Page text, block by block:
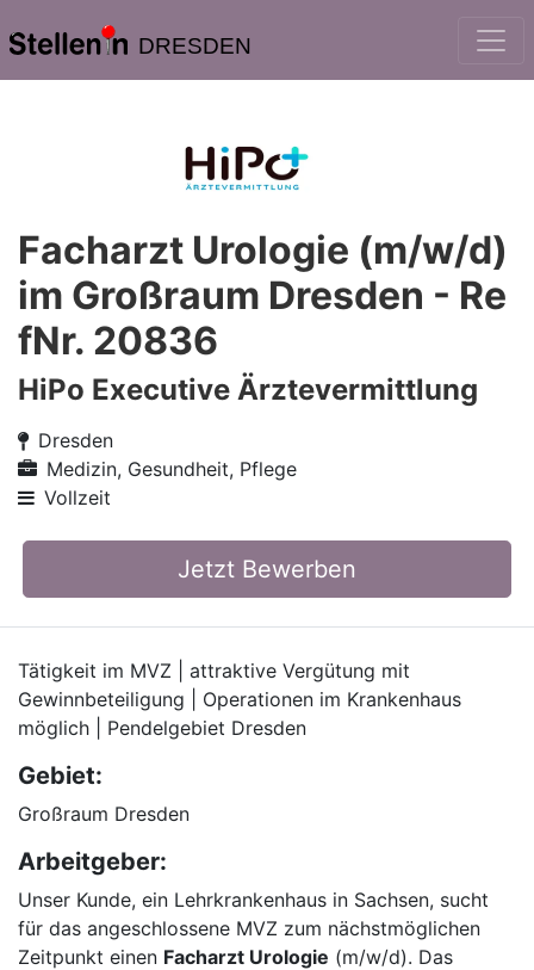
DRESDEN
Facharzt Urologie (m/w/d)
im Großraum Dresden - Re
fNr. 20836
HiPo Executive Ärztevermittlung
Dresden
Medizin, Gesundheit, Pflege
Vollzeit
Jetzt Bewerben
Tätigkeit im MVZ | attraktive Vergütung mit
Gewinnbeteiligung | Operationen im Krankenhaus
möglich | Pendelgebiet Dresden
Gebiet:
Großraum Dresden
Arbeitgeber:
Unser Kunde, ein Lehrkrankenhaus in Sachsen, sucht
für das angeschlossene MVZ zum nächstmöglichen
Zeitpunkt einen Facharzt Urologie (m/w/d). Das